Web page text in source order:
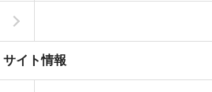
サイト情報